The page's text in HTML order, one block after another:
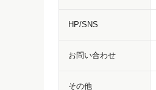
HP/SNS
お問い合わせ
その他